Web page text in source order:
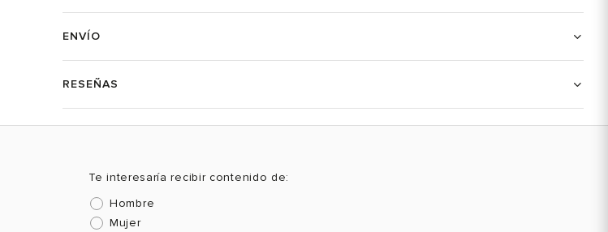
ENVÍO
RESEÑAS
Te interesaría recibir contenido de:
Hombre
Mujer